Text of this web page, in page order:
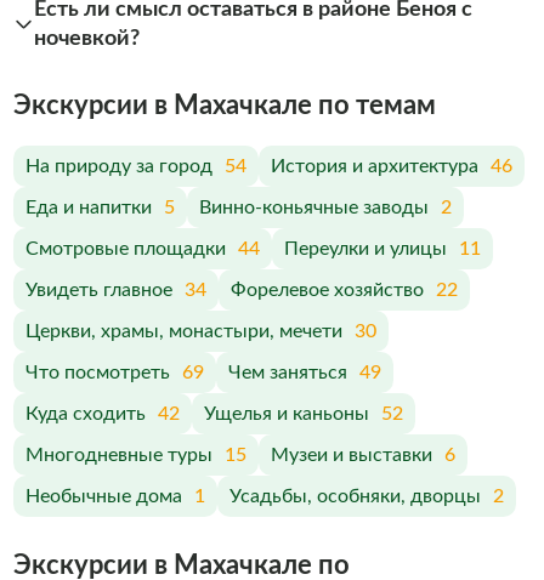
Есть ли смысл оставаться в районе Беноя с
ночевкой?
Экскурсии в Махачкале по темам
На природу за город 54 История и архитектура 46
Еда и напитки 5 Винно-коньячные заводы 2
Смотровые площадки 44 Переулки и улицы 11
Увидеть главное 34 Форелевое хозяйство 22
Церкви, храмы, монастыри, мечети 30
Что посмотреть 69 Чем заняться 49
Куда сходить 42 Ущелья и каньоны 52
Многодневные туры 15 Музеи и выставки 6
Необычные дома 1 Усадьбы, особняки, дворцы 2
Экскурсии в Махачкале по